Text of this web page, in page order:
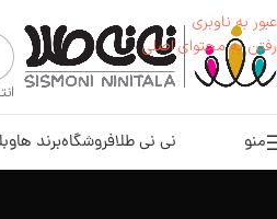
عبور به ناوبری
رفتن به محتوای اصلی
منو نی نی طلافروشگاهبرند ها